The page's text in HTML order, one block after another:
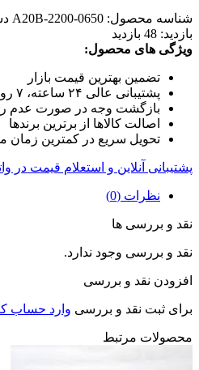
شناسه محصول: A20B-2200-0650
بازدید: 48 بازدید
ویژگی های محصول:
تضمین بهترین قیمت بازار
پشتیبانی عالی ۲۴ ساعته، ۷ روز هفته
بازگشت وجه در صورت عدم
اصالت کالاها از برترین برندها
تحویل سریع در کمترین زمان
پشتیبانی آنلاین و استعلام قیمت در
نظرات (0)
نقد و بررسی ها
نقد و بررسی وجود ندارد.
افزودن نقد و بررسی
برای ثبت نقد و بررسی وارد حساب
محصولات مرتبط